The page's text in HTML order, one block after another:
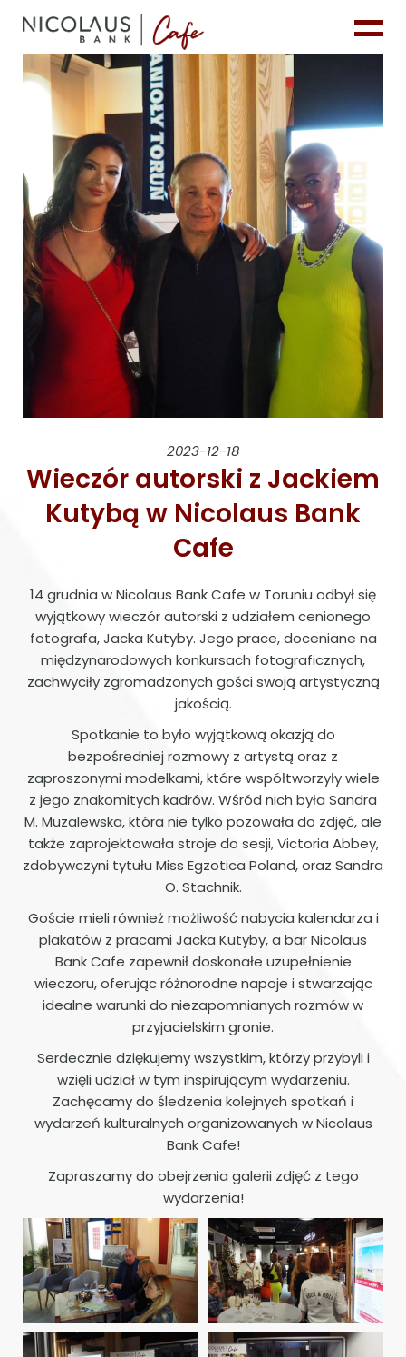
2023-12-18
Wieczór autorski z Jackiem
Kutybą w Nicolaus Bank
Cafe
14 grudnia w Nicolaus Bank Cafe w Toruniu odbył się
wyjątkowy wieczór autorski z udziałem cenionego
fotografa, Jacka Kutyby. Jego prace, doceniane na
międzynarodowych konkursach fotograficznych,
zachwyciły zgromadzonych gości swoją artystyczną
jakością.
Spotkanie to było wyjątkową okazją do
bezpośredniej rozmowy z artystą oraz z
zaproszonymi modelkami, które współtworzyły wiele
z jego znakomitych kadrów. Wśród nich była Sandra
M. Muzalewska, która nie tylko pozowała do zdjęć, ale
także zaprojektowała stroje do sesji, Victoria Abbey,
zdobywczyni tytułu Miss Egzotica Poland, oraz Sandra
O. Stachnik.
Goście mieli również możliwość nabycia kalendarza i
plakatów z pracami Jacka Kutyby, a bar Nicolaus
Bank Cafe zapewnił doskonałe uzupełnienie
wieczoru, oferując różnorodne napoje i stwarzając
idealne warunki do niezapomnianych rozmów w
przyjacielskim gronie.
Serdecznie dziękujemy wszystkim, którzy przybyli i
wzięli udział w tym inspirującym wydarzeniu.
Zachęcamy do śledzenia kolejnych spotkań i
wydarzeń kulturalnych organizowanych w Nicolaus
Bank Cafe!
Zapraszamy do obejrzenia galerii zdjęć z tego
wydarzenia!